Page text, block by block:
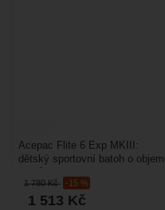
1 780Kč -15 %
1 513 Kč
Acepac Flite 6 Exp MKIII:
dětský sportovní batoh o
obvodu lze ještě...